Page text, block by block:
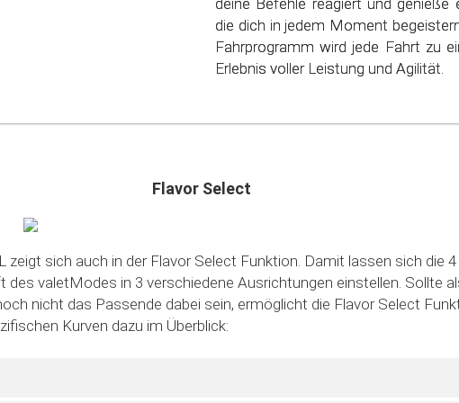
nur deinen Geldbeutel, sondern
schonen. Steig ein in die Welt
sparsamen Fahrens!
die dich in jedem Moment
Fahrprogramm wird jede Fahrt zu
Erlebnis voller Leistung und Agilität.
Flavor Select
zeigt sich auch in der Flavor Select Funktion. Damit lassen sich die
valetModes in 3 verschiedene Ausrichtungen einstellen. Sollte
nicht das Passende dabei sein, ermöglicht die Flavor Select
Kurven dazu im Überblick: